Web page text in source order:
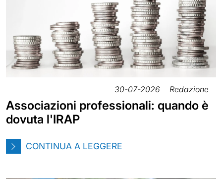
30-07-2026 Redazione
Associazioni professionali: quando è
dovuta l'IRAP
CONTINUA A LEGGERE